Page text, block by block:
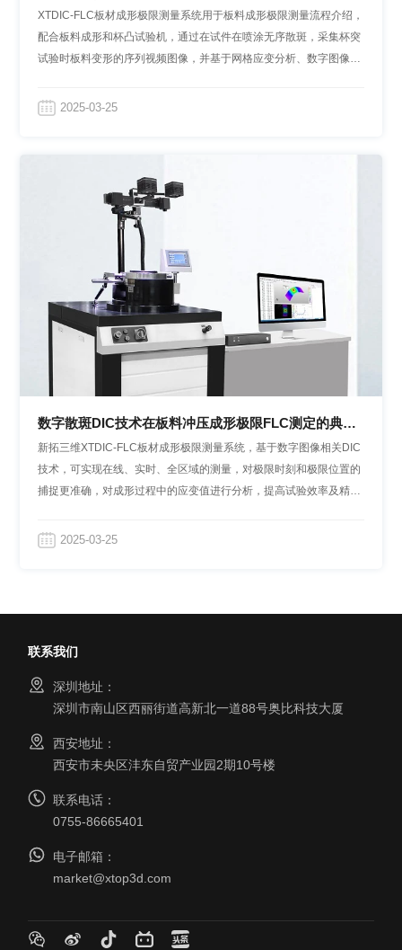
XTDIC-FLC板材成形极限测量系统用于板料成形极限测量流程介绍，
配合板料成形和杯凸试验机，通过在试件在喷涂无序散斑，采集杯突
试验时板料变形的序列视频图像，并基于网格应变分析、数字图像相
形极限图。
2025-03-25
数字散斑DIC技术在板料冲压成形极限FLC测定的典型
应用
新拓三维XTDIC-FLC板材成形极限测量系统，基于数字图像相关DIC
技术，可实现在线、实时、全区域的测量，对极限时刻和极限位置的
捕捉更准确，对成形过程中的应变值进行分析，提高试验效率及精确
2025-03-25
联系我们
深圳地址：
深圳市南山区西丽街道高新北一道88号奥比科技大厦
西安地址：
西安市未央区沣东自贸产业园2期10号楼
联系电话：
0755-86665401
电子邮箱：
market@xtop3d.com